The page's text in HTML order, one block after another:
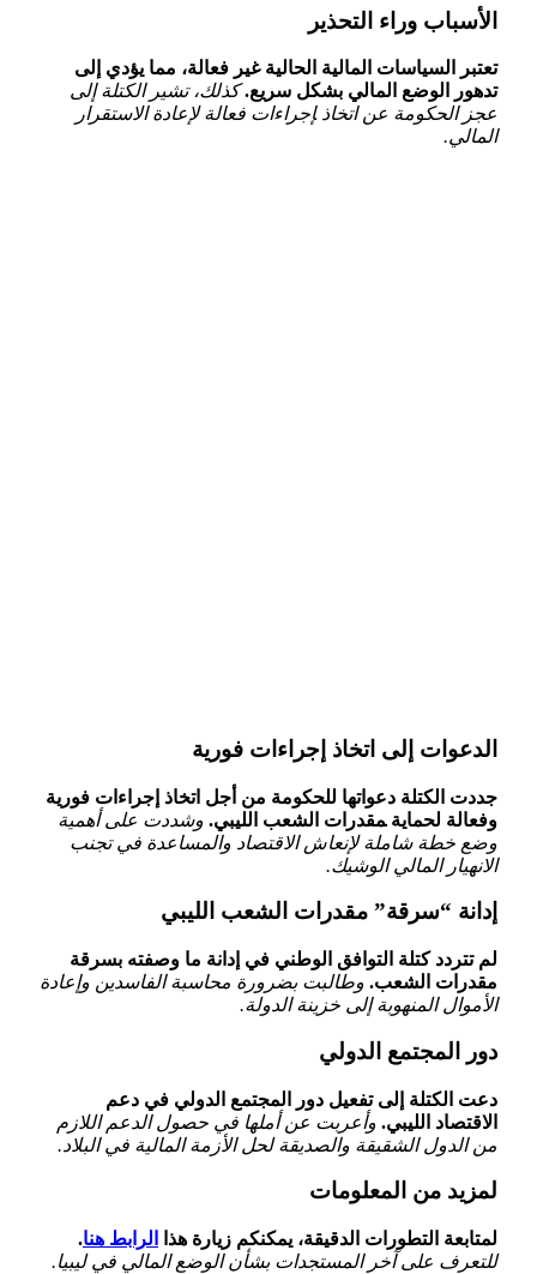
الأسباب⁢ وراء التحذير
تعتبر السياسات المالية الحالية غير فعالة، مما يؤدي إلى
تدهور الوضع المالي بشكل سريع. كذلك، تشير الكتلة إلى
‌عجز الحكومة عن ​اتخاذ ‍إجراءات فعالة لإعادة الاستقرار ​
المالي.
الدعوات إلى اتخاذ إجراءات فورية
جددت الكتلة دعواتها للحكومة من⁣ أجل اتخاذ إجراءات فورية
وفعالة لحماية ‍مقدرات الشعب الليبي. وشددت على أهمية
وضع خطة شاملة لإنعاش ⁣الاقتصاد والمساعدة في تجنب‌
الانهيار المالي الوشيك.
إدانة “سرقة” مقدرات الشعب الليبي
لم تتردد كتلة التوافق الوطني ⁤في إدانة ما وصفته بسرقة
مقدرات الشعب. وطالبت بضرورة محاسبة الفاسدين وإعادة
الأموال المنهوبة إلى خزينة الدولة.
دور المجتمع ⁢الدولي
دعت الكتلة‌ إلى تفعيل دور المجتمع ‌الدولي في دعم
الاقتصاد⁢ الليبي. وأعربت عن أملها في حصول الدعم اللازم
من الدول ⁣الشقيقة والصديقة لحل⁤ الأزمة​ المالية في البلاد.
لمزيد من المعلومات
لمتابعة ‌التطورات الدقيقة، ​يمكنكم زيارة هذا الرابط هنا.
للتعرف على آخر المستجدات بشأن الوضع المالي في​ ليبيا.